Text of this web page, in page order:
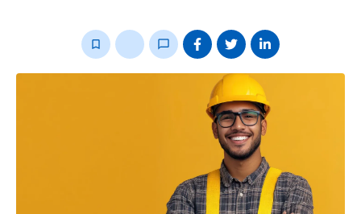
bookmark_border chat_bubble_outline